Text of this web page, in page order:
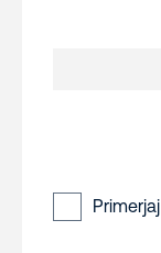
Primerjaj